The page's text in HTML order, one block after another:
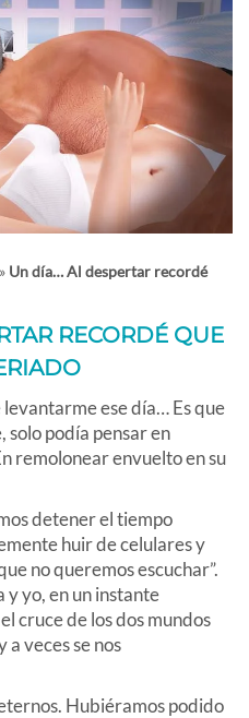
» Un día… Al despertar recordé
RECORDÉ QUE
levantarme ese día… Es que
podía pensar en
remolonear envuelto en su
detener el tiempo
huir de celulares y
no queremos escuchar”.
y yo, en un instante
cruce de los dos mundos
a veces se nos
Hubiéramos podido